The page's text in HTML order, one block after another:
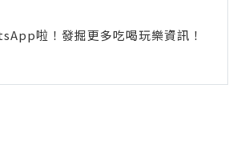
啦！發掘更多吃喝玩樂資訊！